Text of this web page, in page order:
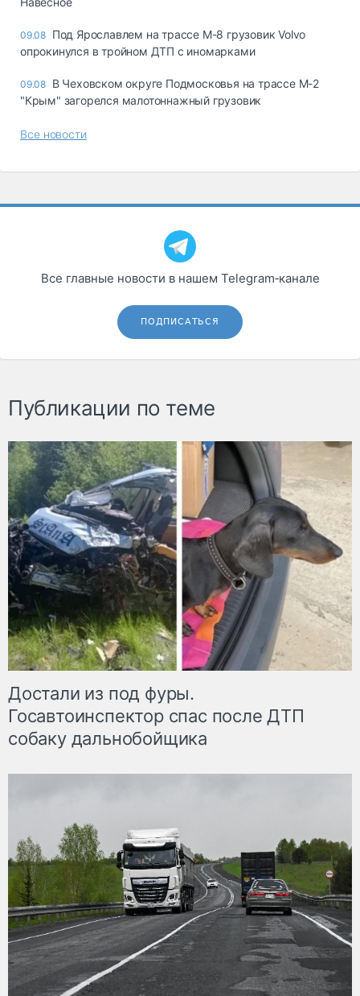
09.08 Под Ярославлем на трассе М-8 грузовик Volvo
опрокинулся в тройном ДТП с иномарками
09.08 В Чеховском округе Подмосковья на трассе М-2
"Крым" загорелся малотоннажный грузовик
Все новости
Все главные новости в нашем Telegram‑канале
ПОДПИСАТЬСЯ
Публикации по теме
Достали из под фуры.
Госавтоинспектор спас после ДТП
собаку дальнобойщика